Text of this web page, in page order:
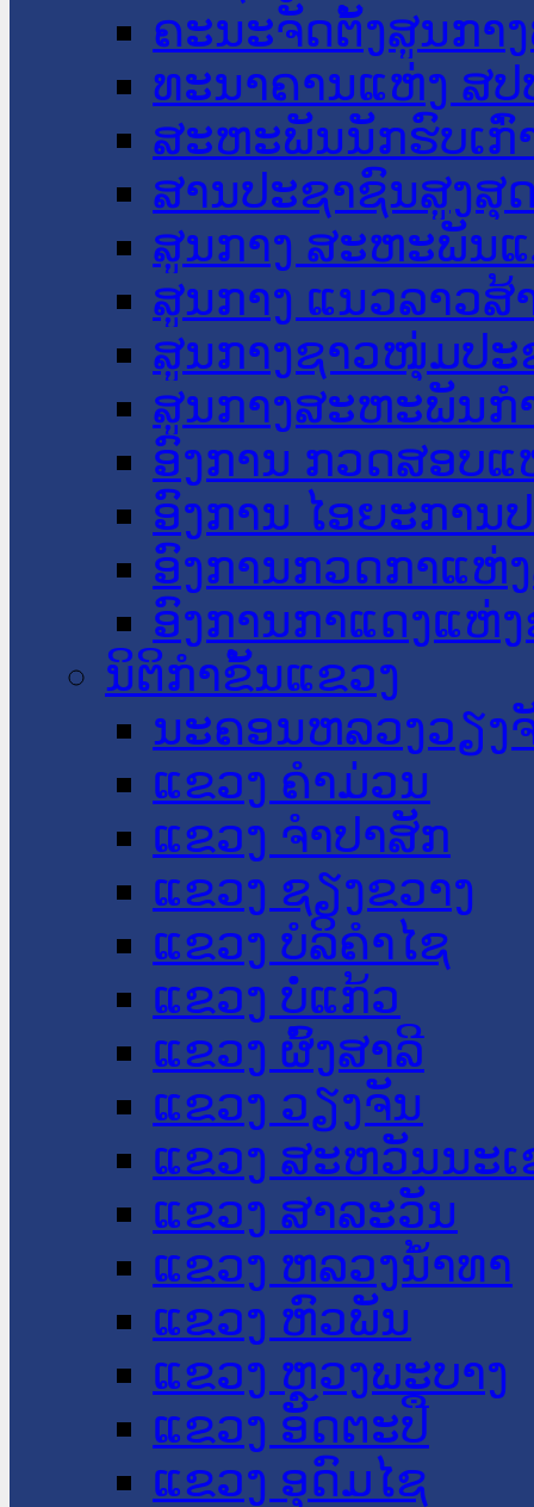
ຄະນະຈັດຕັ້ງສູນກາ
ທະນາຄານແຫ່ງ ສປ
ສະຫະພັນນັກຮົບເກົ່
ສານປະຊາຊົນສູງສຸ
ສູນກາງ ສະຫະພັນ
ສູນກາງ ແນວລາວສ້
ສູນກາງຊາວໜຸ່ມປະ
ສູນກາງສະຫະພັນກ
ອົງການ ກວດສອບແ
ອົງການ ໄອຍະການ
ອົງການກວດກາແຫ່
ອົງການກາແດງແຫ່
ນິຕິກໍາຂັ້ນແຂວງ
ນະ​ຄອນ​ຫລວງວຽງ
ແຂວງ ຄໍາມ່ວນ
ແຂວງ ຈໍາປາສັກ
ແຂວງ ຊຽງຂວາງ
ແຂວງ ບໍລິຄໍາໄຊ
ແຂວງ ບໍ່ແກ້ວ
ແຂວງ ຜົ້ງສາລີ
ແຂວງ ວຽງຈັນ
ແຂວງ ສະຫວັນນະ
ແຂວງ ສາລະວັນ
ແຂວງ ຫລວງນໍ້າທາ
ແຂວງ ຫົວພັນ
ແຂວງ ຫຼວງພະບາງ
ແຂວງ ອັດຕະປື
ແຂວງ ອຸດົມໄຊ